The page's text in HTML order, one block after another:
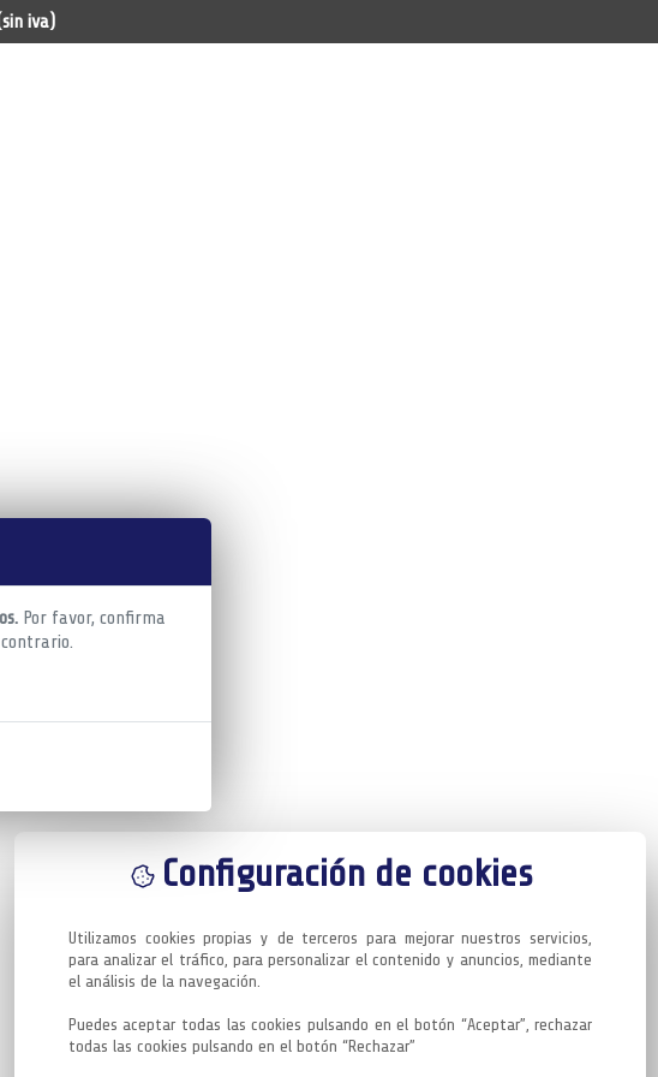
Por favor, confirma
Configuración de cookies
Utilizamos cookies propias y de terceros para mejorar nuestros servicios,
para analizar el tráfico, para personalizar el contenido y anuncios, mediante
el análisis de la navegación.
Puedes aceptar todas las cookies pulsando en el botón “Aceptar”, rechazar
todas las cookies pulsando en el botón “Rechazar”
iva)